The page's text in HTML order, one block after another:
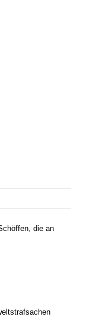
die an